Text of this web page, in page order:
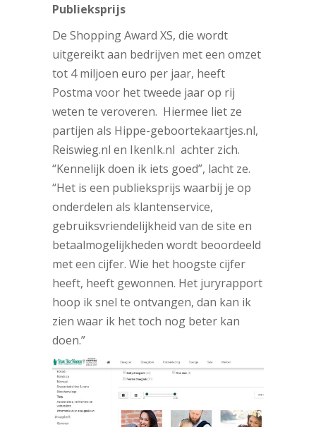
Publieksprijs
De Shopping Award XS, die wordt
uitgereikt aan bedrijven met een omzet
tot 4 miljoen euro per jaar, heeft
Postma voor het tweede jaar op rij
weten te veroveren. Hiermee liet ze
partijen als Hippe-geboortekaartjes.nl,
Reiswieg.nl en IkenIk.nl achter zich.
“Kennelijk doen ik iets goed”, lacht ze.
“Het is een publieksprijs waarbij je op
onderdelen als klantenservice,
gebruiksvriendelijkheid van de site en
betaalmogelijkheden wordt beoordeeld
met een cijfer. Wie het hoogste cijfer
heeft, heeft gewonnen. Het juryrapport
hoop ik snel te ontvangen, dan kan ik
zien waar ik het toch nog beter kan
doen.”